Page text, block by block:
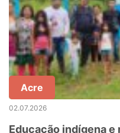
Acre
02.07.2026
Educação indígena e